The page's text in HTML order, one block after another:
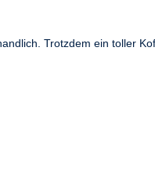
Trotzdem ein toller